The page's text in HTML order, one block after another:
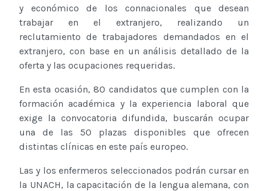
y económico de los connacionales que desean
trabajar en el extranjero, realizando un
reclutamiento de trabajadores demandados en el
extranjero, con base en un análisis detallado de la
oferta y las ocupaciones requeridas.
En esta ocasión, 80 candidatos que cumplen con la
formación académica y la experiencia laboral que
exige la convocatoria difundida, buscarán ocupar
una de las 50 plazas disponibles que ofrecen
distintas clínicas en este país europeo.
Las y los enfermeros seleccionados podrán cursar en
la UNACH, la capacitación de la lengua alemana, con